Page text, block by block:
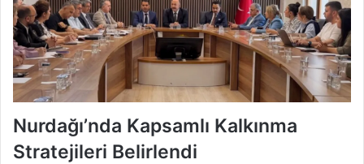
Nurdağı’nda Kapsamlı Kalkınma
Stratejileri Belirlendi